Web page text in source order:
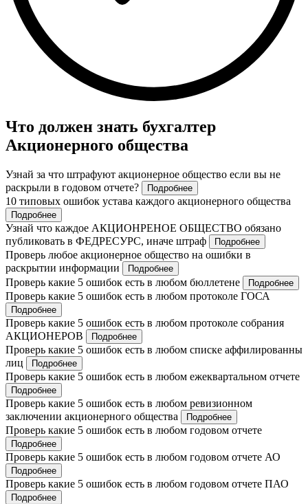
Что должен знать бухгалтер
Акционерного общества
Узнай за что штрафуют акционерное общество если вы не
раскрыли в годовом отчете?
Подробнее
10 типовых ошибок устава каждого акционерного общества
Подробнее
Узнай что каждое АКЦИОНРЕНОЕ ОБЩЕСТВО обязано
публиковать в ФЕДРЕСУРС, иначе штраф
Подробнее
Проверь любое акционерное общество на ошибки в
раскрытии информации
Подробнее
Проверь какие 5 ошибок есть в любом бюллетене Подробнее
Проверь какие 5 ошибок есть в любом протоколе ГОСА
Подробнее
Проверь какие 5 ошибок есть в любом протоколе собрания
АКЦИОНЕРОВ
Подробнее
Проверь какие 5 ошибок есть в любом списке аффилированны
лиц
Подробнее
Проверь какие 5 ошибок есть в любом ежеквартальном отчете
Подробнее
Проверь какие 5 ошибок есть в любом ревизионном
заключении акционерного общества
Подробнее
Проверь какие 5 ошибок есть в любом годовом отчете
Подробнее
Проверь какие 5 ошибок есть в любом годовом отчете АО
Подробнее
Проверь какие 5 ошибок есть в любом годовом отчете ПАО
Подробнее